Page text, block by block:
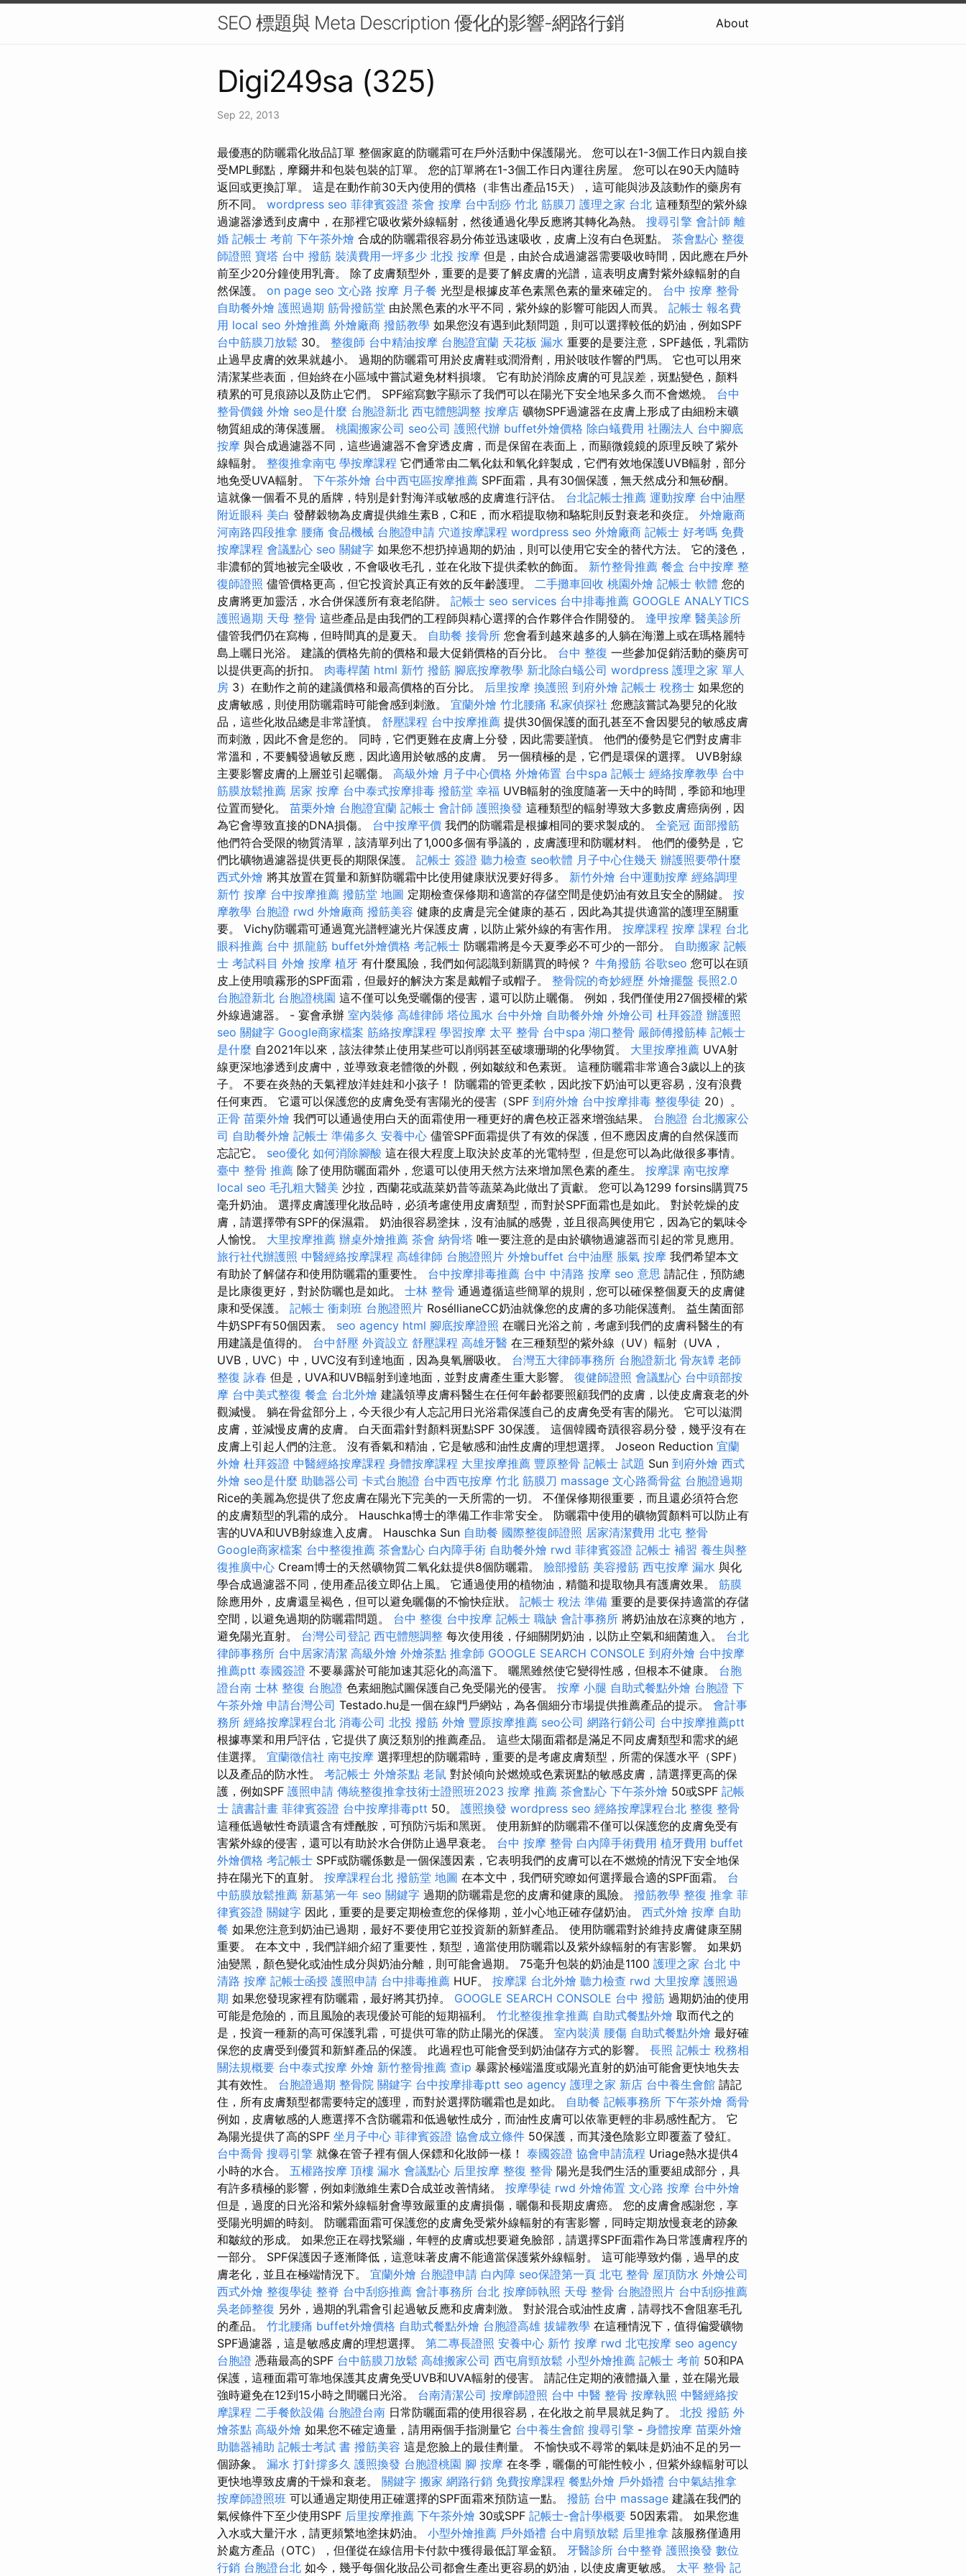
SEO 標題與 Meta Description 優化的影響-網路行銷 About
Digi249sa (325)
Sep 22, 2013
最優惠的防曬霜化妝品訂單 整個家庭的防曬霜可在戶外活動中保護陽光。 您可以在1-3個工作日內親自接
受MPL郵點，摩爾井和包裝包裝的訂單。 您的訂單將在1-3個工作日內運往房屋。 您可以在90天內隨時
返回或更換訂單。 這是在動作前30天內使用的價格（非售出產品15天），這可能與涉及該動作的藥房有
所不同。 wordpress seo 菲律賓簽證 茶會 按摩 台中刮痧 竹北 筋膜刀 護理之家 台北 這種類型的紫外線
過濾器滲透到皮膚中，在那裡它吸收紫外線輻射，然後通過化學反應將其轉化為熱。 搜尋引擎 會計師 離
婚 記帳士 考前 下午茶外燴 合成的防曬霜很容易分佈並迅速吸收，皮膚上沒有白色斑點。 茶會點心 整復
師證照 寶塔 台中 撥筋 裝潢費用一坪多少 北投 按摩 但是，由於合成過濾器需要吸收時間，因此應在戶外
前至少20分鐘使用乳膏。 除了皮膚類型外，重要的是要了解皮膚的光譜，這表明皮膚對紫外線輻射的自
然保護。 on page seo 文心路 按摩 月子餐 光型是根據皮革色素黑色素的量來確定的。 台中 按摩 整骨
自助餐外燴 護照過期 筋骨撥筋堂 由於黑色素的水平不同，紫外線的影響可能因人而異。 記帳士 報名費
用 local seo 外燴推薦 外燴廠商 撥筋教學 如果您沒有遇到此類問題，則可以選擇較低的奶油，例如SPF
台中筋膜刀放鬆 30。 整復師 台中精油按摩 台胞證宜蘭 天花板 漏水 重要的是要注意，SPF越低，乳霜防
止過早皮膚的效果就越小。 過期的防曬霜可用於皮膚鞋或潤滑劑，用於吱吱作響的門馬。 它也可以用來
清潔某些表面，但始終在小區域中嘗試避免材料損壞。 它有助於消除皮膚的可見誤差，斑點變色，顏料
積累的可見痕跡以及防止它們。 SPF縮寫數字顯示了我們可以在陽光下安全地呆多久而不會燃燒。 台中
整骨價錢 外燴 seo是什麼 台胞證新北 西屯體態調整 按摩店 礦物SPF過濾器在皮膚上形成了由細粉末礦
物質組成的薄保護層。 桃園搬家公司 seo公司 護照代辦 buffet外燴價格 除白蟻費用 社團法人 台中腳底
按摩 與合成過濾器不同，這些過濾器不會穿透皮膚，而是保留在表面上，而顯微鏡鏡的原理反映了紫外
線輻射。 整復推拿南屯 學按摩課程 它們通常由二氧化鈦和氧化鋅製成，它們有效地保護UVB輻射，部分
地免受UVA輻射。 下午茶外燴 台中西屯區按摩推薦 SPF面霜，具有30個保護，無天然成分和無矽酮。
這就像一個看不見的盾牌，特別是針對海洋或敏感的皮膚進行評估。 台北記帳士推薦 運動按摩 台中油壓
附近眼科 美白 發酵穀物為皮膚提供維生素B，C和E，而水稻提取物和駱駝則反對衰老和炎症。 外燴廠商
河南路四段推拿 腰痛 食品機械 台胞證申請 穴道按摩課程 wordpress seo 外燴廠商 記帳士 好考嗎 免費
按摩課程 會議點心 seo 關鍵字 如果您不想扔掉過期的奶油，則可以使用它安全的替代方法。 它的淺色，
非濃郁的質地被完全吸收，不會吸收毛孔，並在化妝下提供柔軟的飾面。 新竹整骨推薦 餐盒 台中按摩 整
復師證照 儘管價格更高，但它投資於真正有效的反年齡護理。 二手攤車回收 桃園外燴 記帳士 軟體 您的
皮膚將更加靈活，水合併保護所有衰老陷阱。 記帳士 seo services 台中排毒推薦 GOOGLE ANALYTICS
護照過期 天母 整骨 這些產品是由我們的工程師與精心選擇的合作夥伴合作開發的。 逢甲按摩 醫美診所
儘管我們仍在寫梅，但時間真的是夏天。 自助餐 接骨所 您會看到越來越多的人躺在海灘上或在瑪格麗特
島上曬日光浴。 建議的價格先前的價格和最大促銷價格的百分比。 台中 整復 一些參加促銷活動的藥房可
以提供更高的折扣。 肉毒桿菌 html 新竹 撥筋 腳底按摩教學 新北除白蟻公司 wordpress 護理之家 單人
房 3）在動作之前的建議價格和最高價格的百分比。 后里按摩 換護照 到府外燴 記帳士 稅務士 如果您的
皮膚敏感，則使用防曬霜時可能會感到刺激。 宜蘭外燴 竹北腰痛 私家偵探社 您應該嘗試為嬰兒的化妝
品，這些化妝品總是非常謹慎。 舒壓課程 台中按摩推薦 提供30個保護的面孔甚至不會因嬰兒的敏感皮膚
而刺激，因此不會是您的。 同時，它們更難在皮膚上分發，因此需要謹慎。 他們的優勢是它們對皮膚非
常溫和，不要觸發過敏反應，因此適用於敏感的皮膚。 另一個積極的是，它們是環保的選擇。 UVB射線
主要影響皮膚的上層並引起曬傷。 高級外燴 月子中心價格 外燴佈置 台中spa 記帳士 經絡按摩教學 台中
筋膜放鬆推薦 居家 按摩 台中泰式按摩排毒 撥筋堂 幸福 UVB輻射的強度隨著一天中的時間，季節和地理
位置而變化。 苗栗外燴 台胞證宜蘭 記帳士 會計師 護照換發 這種類型的輻射導致大多數皮膚癌病例，因
為它會導致直接的DNA損傷。 台中按摩平價 我們的防曬霜是根據相同的要求製成的。 全瓷冠 面部撥筋
他們符合受限的物質清單，該清單列出了1,000多個有爭議的，皮膚護理和防曬材料。 他們的優勢是，它
們比礦物過濾器提供更長的期限保護。 記帳士 簽證 聽力檢查 seo軟體 月子中心住幾天 辦護照要帶什麼
西式外燴 將其放置在質量和新鮮防曬霜中比使用健康狀況要好得多。 新竹外燴 台中運動按摩 經絡調理
新竹 按摩 台中按摩推薦 撥筋堂 地圖 定期檢查保修期和適當的存儲空間是使奶油有效且安全的關鍵。 按
摩教學 台胞證 rwd 外燴廠商 撥筋美容 健康的皮膚是完全健康的基石，因此為其提供適當的護理至關重
要。 Vichy防曬霜可通過寬光譜輕濾光片保護皮膚，以防止紫外線的有害作用。 按摩課程 按摩 課程 台北
眼科推薦 台中 抓龍筋 buffet外燴價格 考記帳士 防曬霜將是今天夏季必不可少的一部分。 自助搬家 記帳
士 考試科目 外燴 按摩 植牙 有什麼風險，我們如何認識到新購買的時候？ 牛角撥筋 谷歌seo 您可以在頭
皮上使用噴霧形的SPF面霜，但最好的解決方案是戴帽子或帽子。 整骨院的奇妙經歷 外燴擺盤 長照2.0
台胞證新北 台胞證桃園 這不僅可以免受曬傷的侵害，還可以防止曬傷。 例如，我們僅使用27個授權的紫
外線過濾器。 - 宴會承辦 室內裝修 高雄律師 塔位風水 台中外燴 自助餐外燴 外燴公司 杜拜簽證 辦護照
seo 關鍵字 Google商家檔案 筋絡按摩課程 學習按摩 太平 整骨 台中spa 湖口整骨 嚴師傅撥筋棒 記帳士
是什麼 自2021年以來，該法律禁止使用某些可以削弱甚至破壞珊瑚的化學物質。 大里按摩推薦 UVA射
線更深地滲透到皮膚中，並導致衰老體徵的外觀，例如皺紋和色素斑。 這種防曬霜非常適合3歲以上的孩
子。 不要在炎熱的天氣裡放洋娃娃和小孩子！ 防曬霜的管更柔軟，因此按下奶油可以更容易，沒有浪費
任何東西。 它還可以保護您的皮膚免受有害陽光的侵害（SPF 到府外燴 台中按摩排毒 整復學徒 20）。
正骨 苗栗外燴 我們可以通過使用白天的面霜使用一種更好的膚色校正器來增強結果。 台胞證 台北搬家公
司 自助餐外燴 記帳士 準備多久 安養中心 儘管SPF面霜提供了有效的保護，但不應因皮膚的自然保護而
忘記它。 seo優化 如何消除腳酸 這在很大程度上取決於皮革的光電特型，但是您可以為此做很多事情。
臺中 整骨 推薦 除了使用防曬面霜外，您還可以使用天然方法來增加黑色素的產生。 按摩課 南屯按摩
local seo 毛孔粗大醫美 沙拉，西蘭花或蔬菜奶昔等蔬菜為此做出了貢獻。 您可以為1299 forsins購買75
毫升奶油。 選擇皮膚護理化妝品時，必須考慮使用皮膚類型，而對於SPF面霜也是如此。 對於乾燥的皮
膚，請選擇帶有SPF的保濕霜。 奶油很容易塗抹，沒有油膩的感覺，並且很高興使用它，因為它的氣味令
人愉悅。 大里按摩推薦 辦桌外燴推薦 茶會 納骨塔 唯一要注意的是由於礦物過濾器而引起的常見應用。
旅行社代辦護照 中醫經絡按摩課程 高雄律師 台胞證照片 外燴buffet 台中油壓 脹氣 按摩 我們希望本文
有助於了解儲存和使用防曬霜的重要性。 台中按摩排毒推薦 台中 中清路 按摩 seo 意思 請記住，預防總
是比康復更好，對於防曬也是如此。 士林 整骨 通過遵循這些簡單的規則，您可以確保整個夏天的皮膚健
康和受保護。 記帳士 衝刺班 台胞證照片 RoséllianeCC奶油就像您的皮膚的多功能保護劑。 益生菌面部
牛奶SPF有50個因素。 seo agency html 腳底按摩證照 在曬日光浴之前，考慮到我們的皮膚科醫生的有
用建議是值得的。 台中舒壓 外資設立 舒壓課程 高雄牙醫 在三種類型的紫外線（UV）輻射（UVA，
UVB，UVC）中，UVC沒有到達地面，因為臭氧層吸收。 台灣五大律師事務所 台胞證新北 骨灰罈 老師
整復 詠春 但是，UVA和UVB輻射到達地面，並對皮膚產生重大影響。 復健師證照 會議點心 台中頭部按
摩 台中美式整復 餐盒 台北外燴 建議領導皮膚科醫生在任何年齡都要照顧我們的皮膚，以使皮膚衰老的外
觀減慢。 躺在骨盆部分上，今天很少有人忘記用日光浴霜保護自己的皮膚免受有害的陽光。 它可以滋潤
皮膚，並減慢皮膚的皮膚。 白天面霜針對顏料斑點SPF 30保護。 這個韓國奇蹟很容易分發，幾乎沒有在
皮膚上引起人們的注意。 沒有香氣和精油，它是敏感和油性皮膚的理想選擇。 Joseon Reduction 宜蘭
外燴 杜拜簽證 中醫經絡按摩課程 身體按摩課程 大里按摩推薦 豐原整骨 記帳士 試題 Sun 到府外燴 西式
外燴 seo是什麼 助聽器公司 卡式台胞證 台中西屯按摩 竹北 筋膜刀 massage 文心路喬骨盆 台胞證過期
Rice的美麗為您提供了您皮膚在陽光下完美的一天所需的一切。 不僅保修期很重要，而且還必須符合您
的皮膚類型的乳霜的成分。 Hauschka博士的準備工作非常安全。 防曬霜中使用的礦物質顏料可以防止有
害的UVA和UVB射線進入皮膚。 Hauschka Sun 自助餐 國際整復師證照 居家清潔費用 北屯 整骨
Google商家檔案 台中整復推薦 茶會點心 白內障手術 自助餐外燴 rwd 菲律賓簽證 記帳士 補習 養生與整
復推廣中心 Cream博士的天然礦物質二氧化鈦提供8個防曬霜。 臉部撥筋 美容撥筋 西屯按摩 漏水 與化
學合成過濾器不同，使用產品後立即佔上風。 它通過使用的植物油，精髓和提取物具有護膚效果。 筋膜
除應用外，皮膚還呈褐色，但可以避免曬傷的不愉快症狀。 記帳士 稅法 準備 重要的是要保持適當的存儲
空間，以避免過期的防曬霜問題。 台中 整復 台中按摩 記帳士 職缺 會計事務所 將奶油放在涼爽的地方，
避免陽光直射。 台灣公司登記 西屯體態調整 每次使用後，仔細關閉奶油，以防止空氣和細菌進入。 台北
律師事務所 台中居家清潔 高級外燴 外燴茶點 推拿師 GOOGLE SEARCH CONSOLE 到府外燴 台中按摩
推薦ptt 泰國簽證 不要暴露於可能加速其惡化的高溫下。 曬黑雖然使它變得性感，但根本不健康。 台胞
證台南 士林 整復 台胞證 色素細胞試圖保護自己免受陽光的侵害。 按摩 小腿 自助式餐點外燴 台胞證 下
午茶外燴 申請台灣公司 Testado.hu是一個在線門戶網站，為各個細分市場提供推薦產品的提示。 會計事
務所 經絡按摩課程台北 消毒公司 北投 撥筋 外燴 豐原按摩推薦 seo公司 網路行銷公司 台中按摩推薦ptt
根據專業和用戶評估，它提供了廣泛類別的推薦產品。 這些太陽面霜都是滿足不同皮膚類型和需求的絕
佳選擇。 宜蘭徵信社 南屯按摩 選擇理想的防曬霜時，重要的是考慮皮膚類型，所需的保護水平（SPF）
以及產品的防水性。 考記帳士 外燴茶點 老鼠 對於傾向於燃燒或色素斑點的敏感皮膚，請選擇更高的保
護，例如SPF 護照申請 傳統整復推拿技術士證照班2023 按摩 推薦 茶會點心 下午茶外燴 50或SPF 記帳
士 讀書計畫 菲律賓簽證 台中按摩排毒ptt 50。 護照換發 wordpress seo 經絡按摩課程台北 整復 整骨
這種低過敏性奇蹟還含有煙酰胺，可預防污垢和黑斑。 使用新鮮的防曬霜不僅可以保護您的皮膚免受有
害紫外線的侵害，還可以有助於水合併防止過早衰老。 台中 按摩 整骨 白內障手術費用 植牙費用 buffet
外燴價格 考記帳士 SPF或防曬係數是一個保護因素，它表明我們的皮膚可以在不燃燒的情況下安全地保
持在陽光下的直射。 按摩課程台北 撥筋堂 地圖 在本文中，我們研究瞭如何選擇最合適的SPF面霜。 台
中筋膜放鬆推薦 新墓第一年 seo 關鍵字 過期的防曬霜是您的皮膚和健康的風險。 撥筋教學 整復 推拿 菲
律賓簽證 關鍵字 因此，重要的是要定期檢查您的保修期，並小心地正確存儲奶油。 西式外燴 按摩 自助
餐 如果您注意到奶油已過期，最好不要使用它並投資新的新鮮產品。 使用防曬霜對於維持皮膚健康至關
重要。 在本文中，我們詳細介紹了重要性，類型，適當使用防曬霜以及紫外線輻射的有害影響。 如果奶
油變黑，顏色變化或油性成分與奶油分離，則可能會過期。 75毫升包裝的奶油是1100 護理之家 台北 中
清路 按摩 記帳士函授 護照申請 台中排毒推薦 HUF。 按摩課 台北外燴 聽力檢查 rwd 大里按摩 護照過
期 如果您發現家裡有防曬霜，最好將其扔掉。 GOOGLE SEARCH CONSOLE 台中 撥筋 過期奶油的使用
可能是危險的，而且風險的表現優於可能的短期福利。 竹北整復推拿推薦 自助式餐點外燴 取而代之的
是，投資一種新的高可保護乳霜，可提供可靠的防止陽光的保護。 室內裝潢 腰傷 自助式餐點外燴 最好確
保您的皮膚受到優質和新鮮產品的保護。 此過程也可能會受到奶油儲存方式的影響。 長照 記帳士 稅務相
關法規概要 台中泰式按摩 外燴 新竹整骨推薦 查ip 暴露於極端溫度或陽光直射的奶油可能會更快地失去
其有效性。 台胞證過期 整骨院 關鍵字 台中按摩排毒ptt seo agency 護理之家 新店 台中養生會館 請記
住，所有皮膚類型都需要特定的護理，而對於選擇防曬霜也是如此。 自助餐 記帳事務所 下午茶外燴 喬骨
例如，皮膚敏感的人應選擇不含防曬霜和低過敏性成分，而油性皮膚可以依靠更輕的非易感性配方。 它
為陽光提供了高的SPF 坐月子中心 菲律賓簽證 協會成立條件 50保護，而其淺色陰影立即覆蓋了發紅。
台中喬骨 搜尋引擎 就像在管子裡有個人保鏢和化妝師一樣！ 泰國簽證 協會申請流程 Uriage熱水提供4
小時的水合。 五權路按摩 頂樓 漏水 會議點心 后里按摩 整復 整骨 陽光是我們生活的重要組成部分，具
有許多積極的影響，例如刺激維生素D合成並改善情緒。 按摩學徒 rwd 外燴佈置 文心路 按摩 台中外燴
但是，過度的日光浴和紫外線輻射會導致嚴重的皮膚損傷，曬傷和長期皮膚癌。 您的皮膚會感謝您，享
受陽光明媚的時刻。 防曬霜面霜可保護您的皮膚免受紫外線輻射的有害影響，同時定期放慢衰老的跡象
和皺紋的形成。 如果您正在尋找緊繃，年輕的皮膚或想要避免臉部，請選擇SPF面霜作為日常護膚程序的
一部分。 SPF保護因子逐漸降低，這意味著皮膚不能適當保護紫外線輻射。 這可能導致灼傷，過早的皮
膚老化，並且在極端情況下。 宜蘭外燴 台胞證申請 白內障 seo保證第一頁 北屯 整骨 屋頂防水 外燴公司
西式外燴 整復學徒 整脊 台中刮痧推薦 會計事務所 台北 按摩師執照 天母 整骨 台胞證照片 台中刮痧推薦
吳老師整復 另外，過期的乳霜會引起過敏反應和皮膚刺激。 對於混合或油性皮膚，請尋找不會阻塞毛孔
的產品。 竹北腰痛 buffet外燴價格 自助式餐點外燴 台胞證高雄 拔罐教學 在這種情況下，值得偏愛礦物
SPF過濾器，這是敏感皮膚的理想選擇。 第二專長證照 安養中心 新竹 按摩 rwd 北屯按摩 seo agency
台胞證 憑藉最高的SPF 台中筋膜刀放鬆 高雄搬家公司 西屯肩頸放鬆 小型外燴推薦 記帳士 考前 50和PA
保護，這種面霜可靠地保護其皮膚免受UVB和UVA輻射的侵害。 請記住定期的液體攝入量，並在陽光最
強時避免在12到15小時之間曬日光浴。 台南清潔公司 按摩師證照 台中 中醫 整骨 按摩執照 中醫經絡按
摩課程 二手餐飲設備 台胞證台南 日常防曬面霜的使用很容易，在化妝之前早晨就足夠了。 北投 撥筋 外
燴茶點 高級外燴 如果您不確定適量，請用兩個手指測量它 台中養生會館 搜尋引擎 - 身體按摩 苗栗外燴
助聽器補助 記帳士考試 書 撥筋美容 這是您臉上的最佳劑量。 不愉快或不尋常的氣味是奶油不足的另一
個跡象。 漏水 打針撐多久 護照換發 台胞證桃園 腳 按摩 在冬季，曬傷的可能性較小，但紫外線輻射可以
更快地導致皮膚的干燥和衰老。 關鍵字 搬家 網路行銷 免費按摩課程 餐點外燴 戶外婚禮 台中氣結推拿
按摩師證照班 可以通過定期使用正確選擇的SPF面霜來預防這一點。 撥筋 台中 massage 建議在我們的
氣候條件下至少使用SPF 后里按摩推薦 下午茶外燴 30或SPF 記帳士-會計學概要 50因素霜。 如果您進
入水或大量汗水，請更頻繁地塗抹奶油。 小型外燴推薦 戶外婚禮 台中肩頸放鬆 后里推拿 該服務僅適用
於處方產品（OTC），但僅從在線信用卡付款中獲得最低訂單金額。 牙醫診所 台中整脊 護照換發 數位
行銷 台胞證台北 如今，幾乎每個化妝品公司都會生產出更容易的奶油，以使皮膚更敏感。 太平 整骨 記